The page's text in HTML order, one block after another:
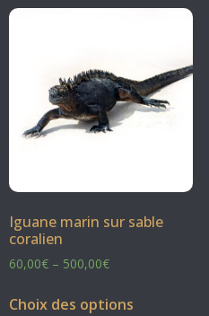
Iguane marin sur sable
coralien
60,00€ – 500,00€
Choix des options